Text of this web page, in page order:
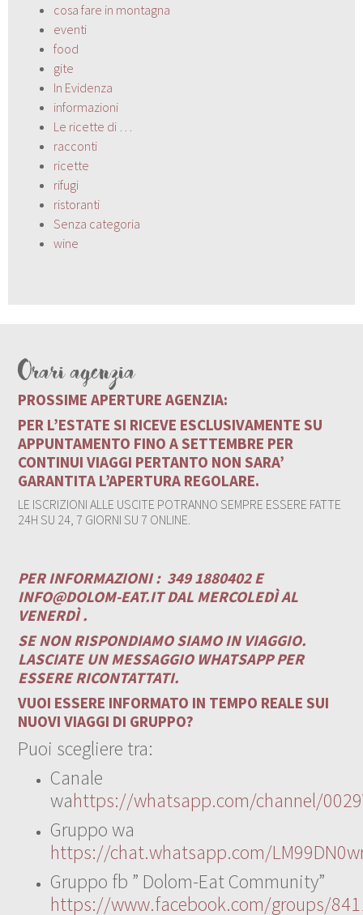
cosa fare in montagna
eventi
food
gite
In Evidenza
informazioni
Le ricette di …
racconti
ricette
rifugi
ristoranti
Senza categoria
wine
Orari agenzia
PROSSIME APERTURE AGENZIA:
PER L’ESTATE SI RICEVE ESCLUSIVAMENTE SU
APPUNTAMENTO FINO A SETTEMBRE PER
CONTINUI VIAGGI PERTANTO NON SARA’
GARANTITA L’APERTURA REGOLARE.
LE ISCRIZIONI ALLE USCITE POTRANNO SEMPRE ESSERE FATTE
24H SU 24, 7 GIORNI SU 7 ONLINE.
PER INFORMAZIONI : 349 1880402 E
INFO@DOLOM-EAT.ITDAL MERCOLEDÌ AL
VENERDÌ .
SE NON RISPONDIAMO SIAMO IN VIAGGIO.
LASCIATE UN MESSAGGIO WHATSAPP PER
ESSERE RICONTATTATI.
VUOI ESSERE INFORMATO IN TEMPO REALE SUI
NUOVI VIAGGI DI GRUPPO?
Puoi scegliere tra:
Canale
wahttps://whatsapp.com/channel/
Gruppo wa
https://chat.whatsapp.com/
Gruppo fb ” Dolom-Eat Community”
https://www.facebook.com/groups/